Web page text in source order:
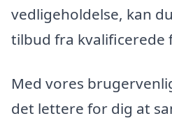
vedligeholdelse, kan
tilbud fra kvalificerede
Med vores
det lettere for dig at